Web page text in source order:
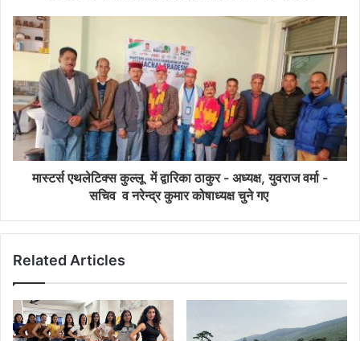
मास्टर्स एथलेटिक्स कुल्लू में द्वारिका ठाकुर - अध्यक्ष, युवराज वर्मा -
सचिव व नरेन्द्र कुमार कोषाध्यक्ष चुने गए
Related Articles